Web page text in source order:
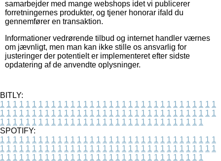
samarbejder med mange webshops idet vi publicerer
forretningernes produkter, og tjener honorar ifald du
gennemfører en transaktion.
Informationer vedrørende tilbud og internet handler værnes
om jævnligt, men man kan ikke stille os ansvarlig for
justeringer der potentielt er implementeret efter sidste
opdatering af de anvendte oplysninger.
BITLY:
1 1 1 1 1 1 1 1 1 1 1 1 1 1 1 1 1 1 1 1 1 1 1 1 1 1 1 1 1 1 1 1 1 1
1 1 1 1 1 1 1 1 1 1 1 1 1 1 1 1 1 1 1 1 1 1 1 1 1 1 1 1 1 1 1 1 1 1
1 1 1 1 1 1 1 1 1 1 1 1 1 1 1 1 1 1 1 1 1 1 1 1 1 1 1 1 1 1 1 1
SPOTIFY:
1 1 1 1 1 1 1 1 1 1 1 1 1 1 1 1 1 1 1 1 1 1 1 1 1 1 1 1 1 1 1 1 1 1
1 1 1 1 1 1 1 1 1 1 1 1 1 1 1 1 1 1 1 1 1 1 1 1 1 1 1 1 1 1 1 1 1 1
1 1 1 1 1 1 1 1 1 1 1 1 1 1 1 1 1 1 1 1 1 1 1 1 1 1 1 1 1 1 1 1